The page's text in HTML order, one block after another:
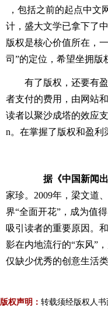
，包括之前的起点中文
计，盛大文学已拿下了
版权是核心价值所在，
司”的定位，希望坐拥版
有了版权，还要有
者支付的费用，由网站
读者以聚沙成塔的效应
n。在掌握了版权和盈
据《中国新闻出
家珍。2009年，梁文道
界“全面开花”，成为值
吸引读者的重要原因。
影在内地流行的“东风”
仅缺少优秀的创意生活
版权声明： 转载须经版权人